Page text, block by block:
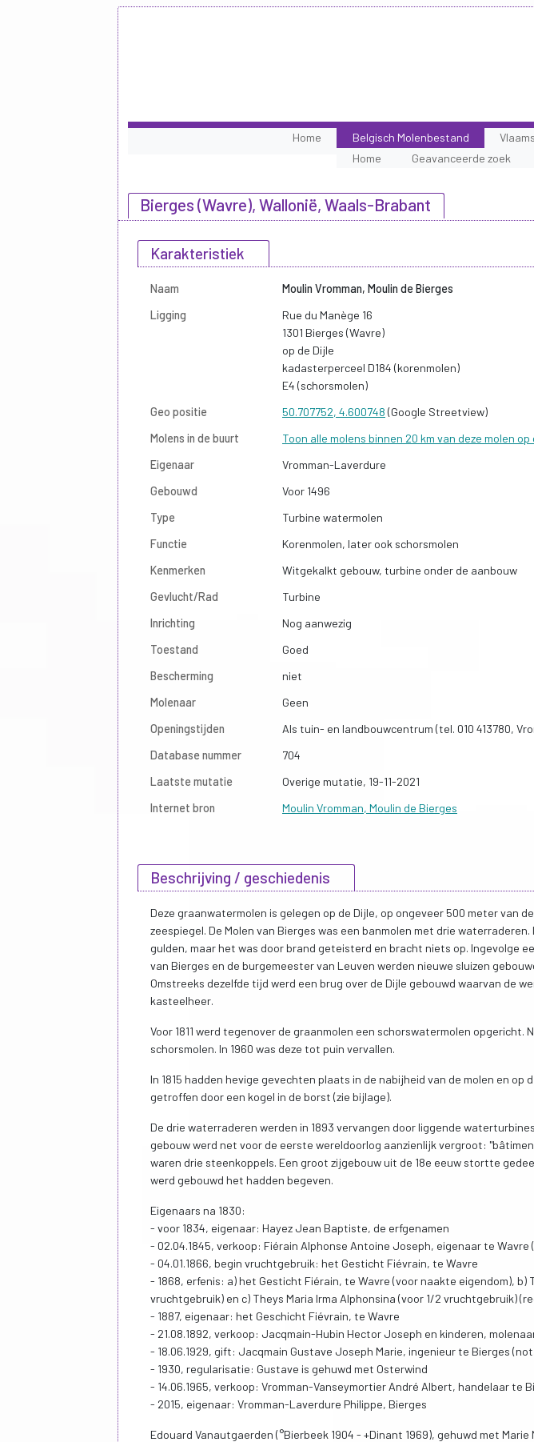
Home
Belgisch Molenbestand
Home
Geavanceerde zoek
Bierges (Wavre), Wallonië, Waals-Brabant
Karakteristiek
Naam
Moulin Vromman, Moulin de Bierges
Ligging
Rue du Manège 16
1301 Bierges (Wavre)
op de Dijle
kadasterperceel D184 (korenmolen)
E4 (schorsmolen)
Geo positie
50.707752, 4.600748 (Google Streetview)
Molens in de buurt
Toon alle molens binnen 20 km van deze molen
Eigenaar
Vromman-Laverdure
Gebouwd
Voor 1496
Type
Turbine watermolen
Functie
Korenmolen, later ook schorsmolen
Kenmerken
Witgekalkt gebouw, turbine onder de aanbouw
Gevlucht/Rad
Turbine
Inrichting
Nog aanwezig
Toestand
Goed
Bescherming
niet
Molenaar
Geen
Openingstijden
Als tuin- en landbouwcentrum (tel. 010 413780,
Database nummer
704
Laatste mutatie
Overige mutatie, 19-11-2021
Internet bron
Moulin Vromman, Moulin de Bierges
Beschrijving / geschiedenis
Deze graanwatermolen is gelegen op de Dijle, op ongeveer 500 meter van
zeespiegel. De Molen van Bierges was een banmolen met drie
gulden, maar het was door brand geteisterd en bracht niets op. Ingevolge
van Bierges en de burgemeester van Leuven werden nieuwe sluizen
Omstreeks dezelfde tijd werd een brug over de Dijle gebouwd waarvan de
kasteelheer.
Voor 1811 werd tegenover de graanmolen een schorswatermolen opgericht.
schorsmolen. In 1960 was deze tot puin vervallen.
In 1815 hadden hevige gevechten plaats in de nabijheid van de molen en op
getroffen door een kogel in de borst (zie bijlage).
De drie waterraderen werden in 1893 vervangen door liggende
gebouw werd net voor de eerste wereldoorlog aanzienlijk vergroot:
waren drie steenkoppels. Een groot zijgebouw uit de 18e eeuw stortte
werd gebouwd het hadden begeven.
Eigenaars na 1830:
- voor 1834, eigenaar: Hayez Jean Baptiste, de erfgenamen
- 02.04.1845, verkoop: Fiérain Alphonse Antoine Joseph, eigenaar te
- 04.01.1866, begin vruchtgebruik: het Gesticht Fiévrain, te Wavre
- 1868, erfenis: a) het Gesticht Fiérain, te Wavre (voor naakte eigendom), b)
vruchtgebruik) en c) Theys Maria Irma Alphonsina (voor 1/2 vruchtgebruik)
- 1887, eigenaar: het Geschicht Fiévrain, te Wavre
- 21.08.1892, verkoop: Jacqmain-Hubin Hector Joseph en kinderen,
- 18.06.1929, gift: Jacqmain Gustave Joseph Marie, ingenieur te Bierges
- 1930, regularisatie: Gustave is gehuwd met Osterwind
- 14.06.1965, verkoop: Vromman-Vanseymortier André Albert, handelaar te
- 2015, eigenaar: Vromman-Laverdure Philippe, Bierges
Edouard Vanautgaerden (°Bierbeek 1904 - +Dinant 1969), gehuwd met